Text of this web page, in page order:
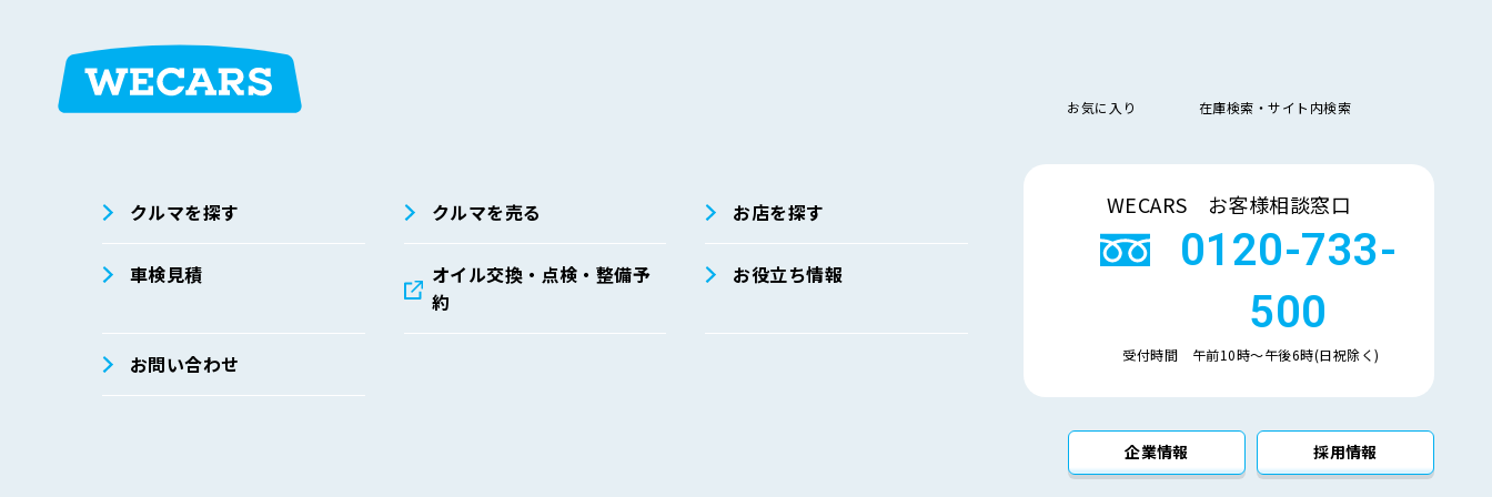
① 基本方針の整備
個人データの適正な取扱いの確保のため、「関係法令・ガイドライン等の遵守」、「安全管理措置に関する事項」、「質問および苦情処理の窓口」等について本基本方針を
取得、利用、保存、提供、削除・廃棄等の段階ごとに、取扱方法、責任者・担当者およびその任務等についての規程を整備し、必要に応じて見直しています。
③ 組織的安全管理措置
就業規則等における安全管理措置の整備
個人データの安全管理に係る取扱規程に従った運用
個人データの取扱状況を確認できる手段の整備
お気に入り 在庫検索・サイト内検索
クルマを探す クルマを売る お店を探す
車検見積
オイル交換・点検・整備予
約
お役立ち情報
お問い合わせ
WECARS お客様相談窓口
0120-733-
500
受付時間 午前10時〜午後6時(日祝除く)
企業情報 採用情報